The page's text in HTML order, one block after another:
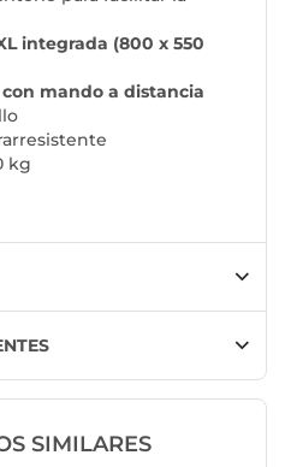
integrada (800 x 550
mando a distancia
kg
SIMILARES